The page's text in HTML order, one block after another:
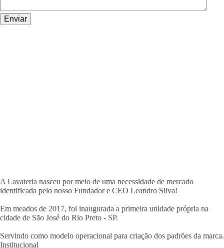
A Lavateria nasceu por meio de uma necessidade de mercado
identificada pelo nosso Fundador e CEO Leandro Silva!
Em meados de 2017, foi inaugurada a primeira unidade própria na
cidade de São José do Rio Preto - SP.
Servindo como modelo operacional para criação dos padrões da marca.
Institucional